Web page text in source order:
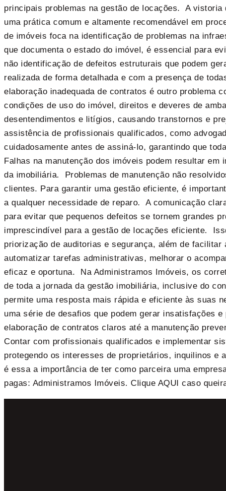
principais problemas na gestão de locações. A
uma prática comum e altamente recomendável em
de imóveis foca na identificação de problemas na
que documenta o estado do imóvel, é essencial para
não identificação de defeitos estruturais que podem
realizada de forma detalhada e com a presença de
elaboração inadequada de contratos é outro problema
condições de uso do imóvel, direitos e deveres de
desentendimentos e litígios, causando transtornos e
assistência de profissionais qualificados, como
cuidadosamente antes de assiná-lo, garantindo que
Falhas na manutenção dos imóveis podem resultar
da imobiliária. Problemas de manutenção não
clientes. Para garantir uma gestão eficiente, é
a qualquer necessidade de reparo. A comunicação
para evitar que pequenos defeitos se tornem grandes
imprescindível para a gestão de locações eficiente.
priorização de auditorias e segurança, além de
automatizar tarefas administrativas, melhorar o
eficaz e oportuna. Na Administramos Imóveis, os
de toda a jornada da gestão imobiliária, inclusive do
permite uma resposta mais rápida e eficiente às suas
uma série de desafios que podem gerar insatisfações
elaboração de contratos claros até a manutenção
Contar com profissionais qualificados e implementar
protegendo os interesses de proprietários, inquilinos
é essa a importância de ter como parceira uma
pagas: Administramos Imóveis. Clique AQUI caso